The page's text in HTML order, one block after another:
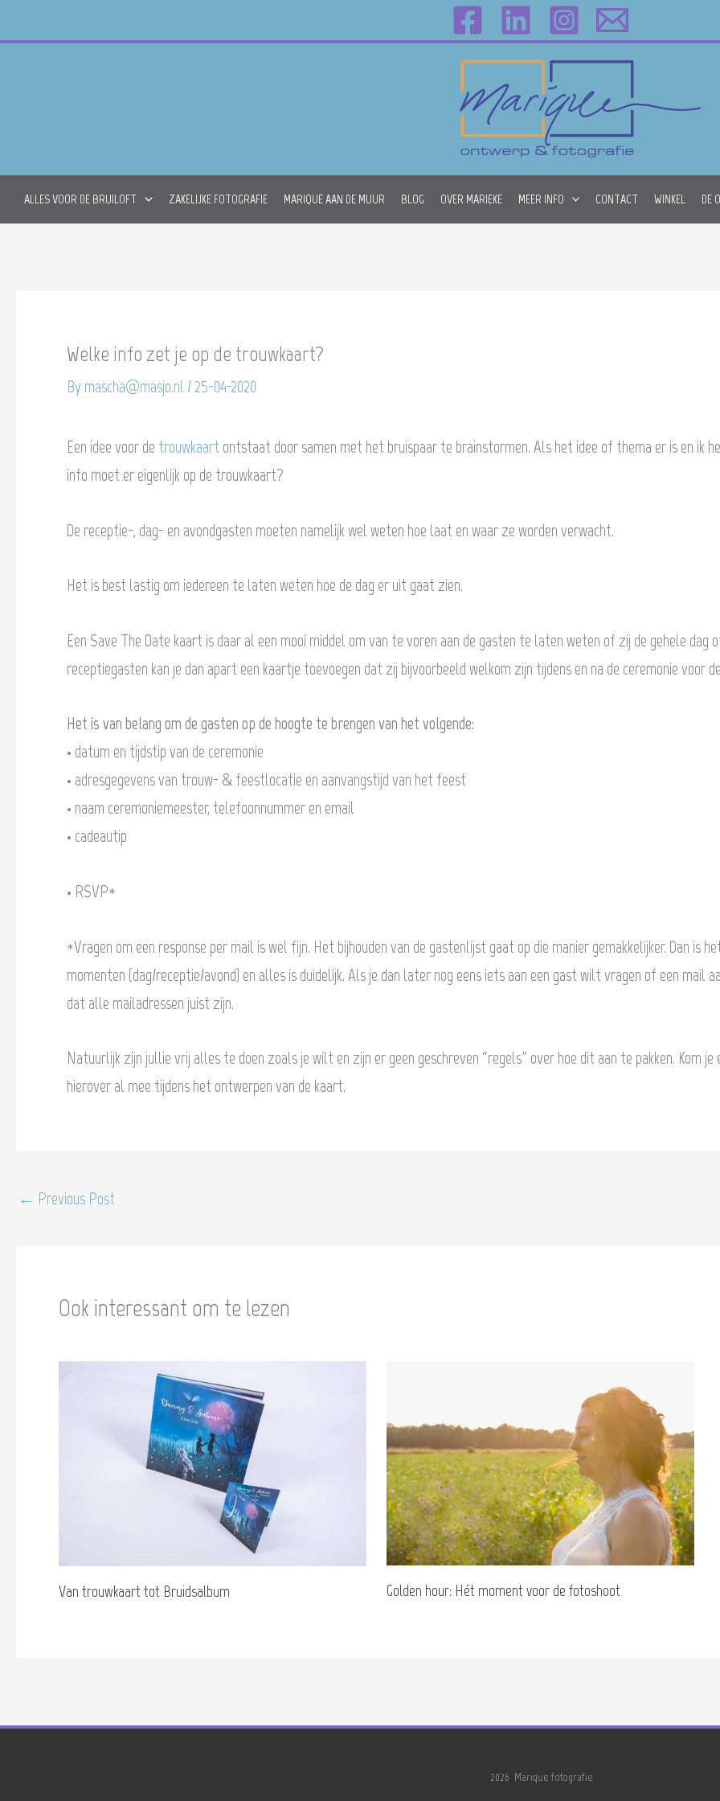
to
ALLES VOOR DE BRUILOFT ZAKELIJKE FOTOGRAFIE MARIQUE AAN DE MUUR BLOG OVER MARIEKE MEER INFO CONTACT WINKEL DE
Welke info zet je op de trouwkaart?
By mascha@masjo.nl /25-04-2020
Een idee voor de trouwkaart ontstaat door samen met het bruispaar te brainstormen. Als het idee of thema er is en ik
info moet er eigenlijk op de trouwkaart?
De receptie-, dag- en avondgasten moeten namelijk wel weten hoe laat en waar ze worden verwacht.
Het is best lastig om iedereen te laten weten hoe de dag er uit gaat zien.
Een Save The Date kaart is daar al een mooi middel om van te voren aan de gasten te laten weten of zij de gehele dag
receptiegasten kan je dan apart een kaartje toevoegen dat zij bijvoorbeeld welkom zijn tijdens en na de ceremonie voor
Het is van belang om de gasten op de hoogte te brengen van het volgende:
• datum en tijdstip van de ceremonie
• adresgegevens van trouw- & feestlocatie en aanvangstijd van het feest
• naam ceremoniemeester, telefoonnummer en email
• cadeautip
• RSVP*
*Vragen om een response per mail is wel fijn. Het bijhouden van de gastenlijst gaat op die manier gemakkelijker. Dan is
momenten (dag/receptie/avond) en alles is duidelijk. Als je dan later nog eens iets aan een gast wilt vragen of een mail
dat alle mailadressen juist zijn.
Natuurlijk zijn jullie vrij alles te doen zoals je wilt en zijn er geen geschreven “regels” over hoe dit aan te pakken. Kom
hierover al mee tijdens het ontwerpen van de kaart.
← Previous Post
Ook interessant om te lezen
Van trouwkaart tot Bruidsalbum Golden hour: Hét moment voor de fotoshoot
2026 Marique fotografie